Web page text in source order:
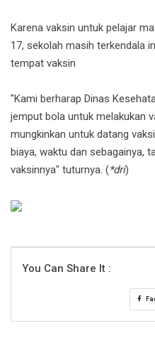
Karena vaksin untuk pelajar
17, sekolah masih terkendala
tempat vaksin
"Kami berharap Dinas
jemput bola untuk melakukan
mungkinkan untuk datang
biaya, waktu dan sebagainya,
vaksinnya" tuturnya. (*dri)
You Can Share It :